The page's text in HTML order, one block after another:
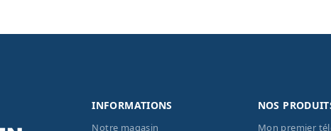
INFORMATIONS
Notre magasin
NOS
Mon premier